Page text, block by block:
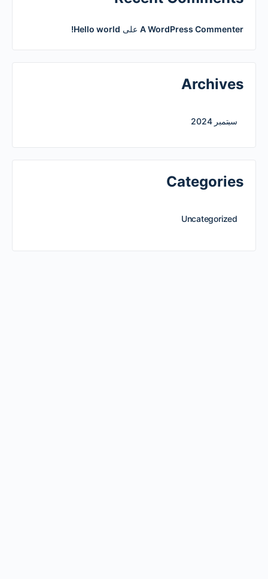
A WordPress Commenter على Hello world!
Archives
سبتمبر 2024
Categories
Uncategorized